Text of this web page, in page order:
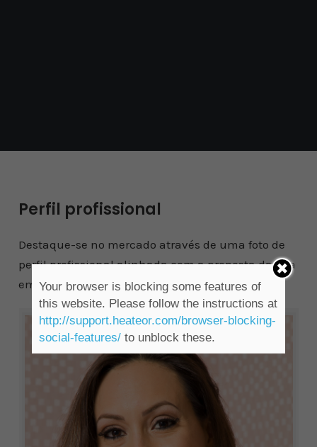
Perfil profissional
Destaque-se no mercado através de uma foto de
perfil profissional alinhada com a proposta da sua
empresa.
Your browser is blocking some features of
this website. Please follow the instructions at
http://support.heateor.com/browser-blocking-
social-features/to unblock these.